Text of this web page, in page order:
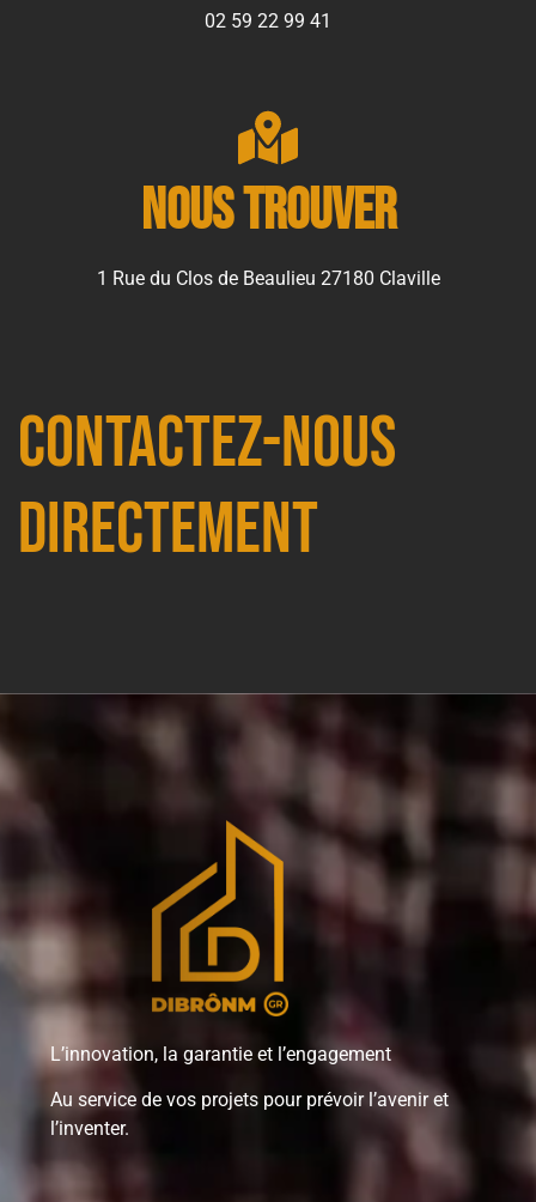
02 59 22 99 41
Nous trouver
1 Rue du Clos de Beaulieu 27180 Claville
Contactez-nous
directement
L’innovation, la garantie et l’engagement
Au service de vos projets pour prévoir l’avenir et
l’inventer.